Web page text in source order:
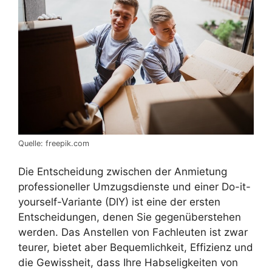
Quelle: freepik.com
Die Entscheidung zwischen der Anmietung
professioneller Umzugsdienste und einer Do-it-
yourself-Variante (DIY) ist eine der ersten
Entscheidungen, denen Sie gegenüberstehen
werden. Das Anstellen von Fachleuten ist zwar
teurer, bietet aber Bequemlichkeit, Effizienz und
die Gewissheit, dass Ihre Habseligkeiten von